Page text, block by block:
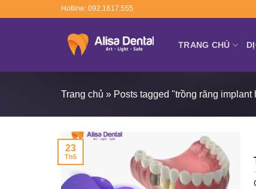
Hotline: 092.1617.555
TRANG CHỦ
Trang chủ » Posts tagged "trồng răng
23
Th5